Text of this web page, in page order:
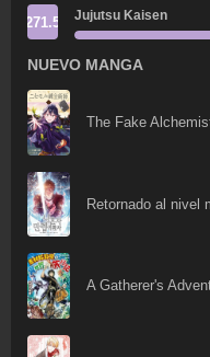
271.5 Jujutsu Kaisen
NUEVO MANGA
The Fake
Retornado al nivel
A Gatherer's